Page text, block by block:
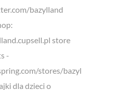
bazylland
store
-
stores/bazyl
dla dzieci o